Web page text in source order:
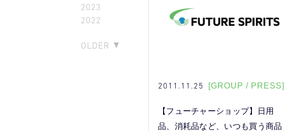
2023
2022
OLDER
2011.11.25 [GROUP / PRESS]
【フューチャーショップ】日用
品、消耗品など、いつも買う商品